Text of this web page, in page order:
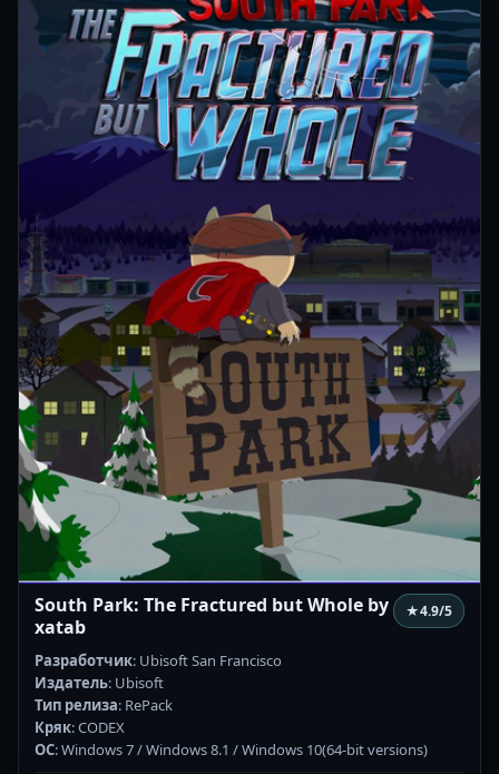
South Park: The Fractured but Whole by
xatab
★4.9/5
Разработчик: Ubisoft San Francisco
Издатель: Ubisoft
Тип релиза: RePack
Кряк: CODEX
ОС: Windows 7 / Windows 8.1 / Windows 10(64-bit versions)